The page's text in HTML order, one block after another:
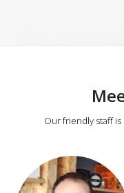
Our friendly staff